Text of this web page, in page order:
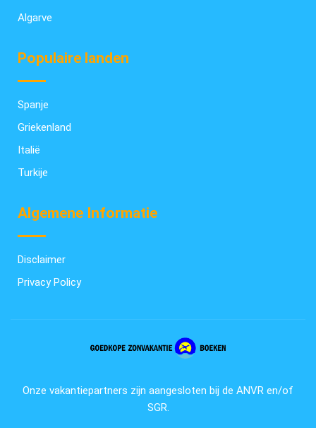
Algarve
Populaire landen
Spanje
Griekenland
Italië
Turkije
Algemene Informatie
Disclaimer
Privacy Policy
Onze vakantiepartners zijn aangesloten bij de ANVR en/of
SGR.